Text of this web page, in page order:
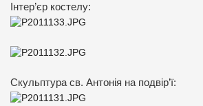
Інтер’єр костелу:
Скульптура св. Антонія на подвір’ї: